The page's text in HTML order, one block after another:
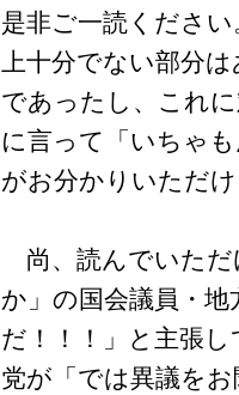
是非ご一読くださ
上十分でない部分
であったし、これ
に言って「いちゃ
がお分かりいただ
尚、読んでいただ
か」の国会議員・
だ！！！」と主張
党が「では異議を